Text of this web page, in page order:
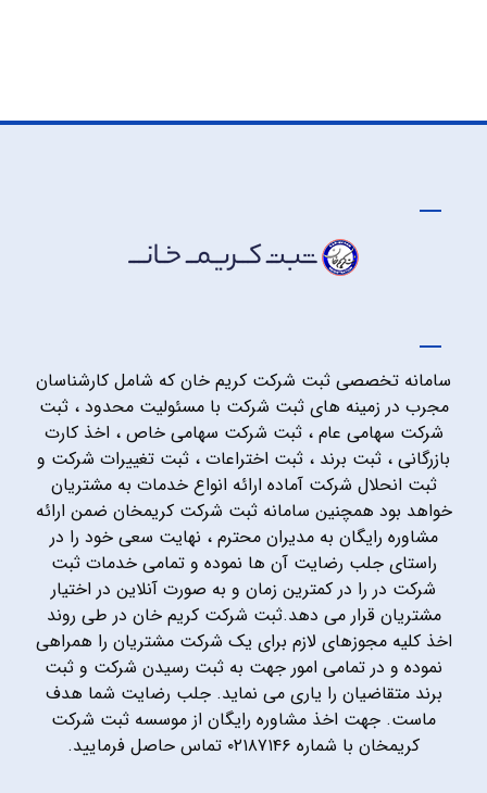
سامانه تخصصی ثبت شرکت کریم خان که شامل کارشناسان
مجرب در زمینه های ثبت شرکت با مسئولیت محدود ، ثبت
شرکت سهامی عام ، ثبت شرکت سهامی خاص ، اخذ کارت
بازرگانی ، ثبت برند ، ثبت اختراعات ، ثبت تغییرات شرکت و
ثبت انحلال شرکت آماده ارائه انواع خدمات به مشتریان
خواهد بود همچنین سامانه ثبت شرکت کریمخان ضمن ارائه
مشاوره رایگان به مدیران محترم ، نهایت سعی خود را در
راستای جلب رضایت آن ها نموده و تمامی خدمات ثبت
شرکت در را در کمترین زمان و به صورت آنلاین در اختیار
مشتریان قرار می دهد.ثبت شرکت کریم خان در طی روند
اخذ کلیه مجوزهای لازم برای یک شرکت مشتریان را همراهی
نموده و در تمامی امور جهت به ثبت رسیدن شرکت و ثبت
برند متقاضیان را یاری می نماید. جلب رضایت شما هدف
ماست. جهت اخذ مشاوره رایگان از موسسه ثبت شرکت
کریمخان با شماره ۰۲۱۸۷۱۴۶ تماس حاصل فرمایید.